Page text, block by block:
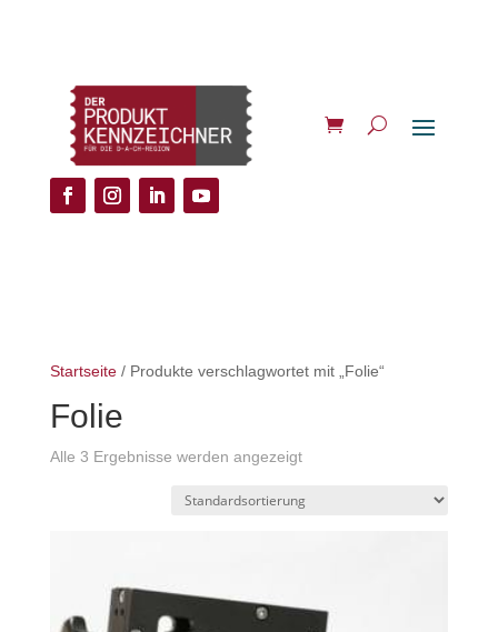
Startseite/ Produkte verschlagwortet mit „Folie“
Folie
Alle 3 Ergebnisse werden angezeigt